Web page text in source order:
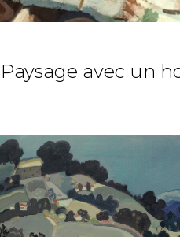
Paysage avec un